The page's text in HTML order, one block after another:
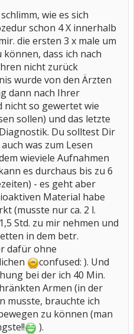
wie es sich
schon 4 X innerhalb
die ersten 3 x male um
dass ich nach
nicht zurück
wurde von den Ärzten
dann nach Ihrer
so gewertet wie
sollen) und das letzte
Du solltest Dir
was zum Lesen
wieviele Aufnahmen
es durchaus bis zu 6
- es geht aber
Material habe
(musste nur ca. 2 l.
Std. zu mir nehmen und
in dem betr.
dafür ohne
confused: ). Und
bei der ich 40 Min.
Armen (in der
musste, brauchte ich
zu können (man
).